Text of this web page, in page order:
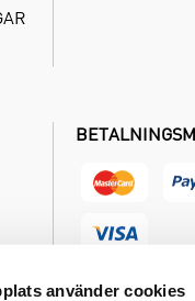
använder cookies